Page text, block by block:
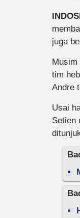
juga
Musim
tim
Andre
Usai
Setien